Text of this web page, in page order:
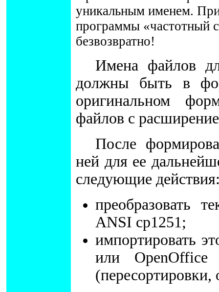
уникальным именем. При
программы «частотный
безвозвратно!
Имена файлов
должны быть в
оригинальном
файлов с
После
ней для ее
следующие
преобразовать
ANSI cp1251;
импортировать
или OpenOffice